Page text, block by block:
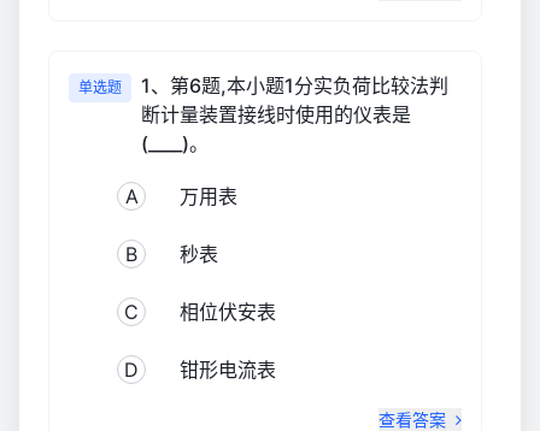
单选题
1、第6题,本小题1分实负荷比较法判
断计量装置接线时使用的仪表是
(____)。
A 万用表
B 秒表
C 相位伏安表
D 钳形电流表
查看答案